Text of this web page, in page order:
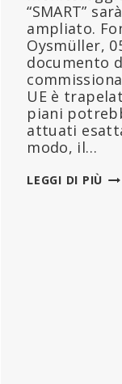
“SMART”
ampliato.
Oysmüller,
documento
UE è
piani
attuati
modo, il…
LEGGI DI PIÙ